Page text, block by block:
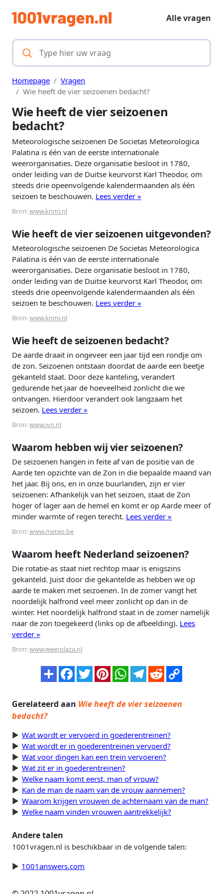
Alle vragen
Homepage
Vragen
Wie heeft de vier seizoenen bedacht?
Wie heeft de vier seizoenen
bedacht?
Meteorologische seizoenen De Societas Meteorologica
Palatina is één van de eerste internationale
weerorganisaties. Deze organisatie besloot in 1780,
onder leiding van de Duitse keurvorst Karl Theodor, om
steeds drie opeenvolgende kalendermaanden als één
seizoen te beschouwen. Lees verder »
Bron:www.knmi.nl
Wie heeft de vier seizoenen uitgevonden?
Meteorologische seizoenen De Societas Meteorologica
Palatina is één van de eerste internationale
weerorganisaties. Deze organisatie besloot in 1780,
onder leiding van de Duitse keurvorst Karl Theodor, om
steeds drie opeenvolgende kalendermaanden als één
seizoen te beschouwen. Lees verder »
Bron:www.knmi.nl
Wie heeft de seizoenen bedacht?
De aarde draait in ongeveer een jaar tijd een rondje om
de zon. Seizoenen ontstaan doordat de aarde een beetje
gekanteld staat. Door deze kanteling, verandert
gedurende het jaar de hoeveelheid zonlicht die we
ontvangen. Hierdoor verandert ook langzaam het
seizoen. Lees verder »
Bron:www.ivn.nl
Waarom hebben wij vier seizoenen?
De seizoenen hangen in feite af van de positie van de
Aarde ten opzichte van de Zon in die bepaalde maand van
het jaar. Bij ons, en in onze buurlanden, zijn er vier
seizoenen: Afhankelijk van het seizoen, staat de Zon
hoger of lager aan de hemel en komt er op Aarde meer of
minder warmte of regen terecht. Lees verder »
Bron:www.meteo.be
Waarom heeft Nederland seizoenen?
Die rotatie-as staat niet rechtop maar is enigszins
gekanteld. Juist door die gekantelde as hebben we op
aarde te maken met seizoenen. In de zomer vangt het
noordelijk halfrond veel meer zonlicht op dan in de
winter. Het noordelijk halfrond staat in de zomer namelijk
naar de zon toegekeerd (links op de afbeelding). Lees
verder »
Bron:www.weerplaza.nl
Gerelateerd aan Wie heeft de vier seizoenen
bedacht?
Wat wordt er vervoerd in goederentreinen?
Wat wordt er in goederentreinen vervoerd?
Wat voor dingen kan een trein vervoeren?
Wat zit er in goederentreinen?
Welke naam komt eerst, man of vrouw?
Kan de man de naam van de vrouw aannemen?
Waarom krijgen vrouwen de achternaam van de man?
Welke naam vinden vrouwen aantrekkelijk?
Andere talen
1001vragen.nl is beschikbaar in de volgende talen:
1001answers.com